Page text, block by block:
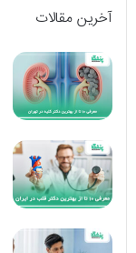
آخرین مقالات